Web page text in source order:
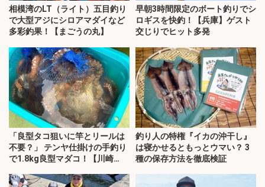
相模湾のLT（ライト）五目釣り
で大型アジにシロアマダイなど
多彩釣果！【まごうの丸】
早朝3時間限定のボート釣りでシ
ロギスを快釣！【兵庫】ゲスト
交じりでヒット多発
「良型タコ狙いに竿とリールは
不要？」 テンヤ仕掛けの手釣り
で1.8kg良型マダコ！【川崎
釣り人の特権『イカの沖干し』
は寝かせるともっとウマい？ 3
種の保存方法を徹底検証